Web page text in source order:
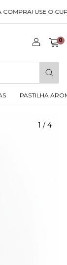
USE O
0
PASTILHA
1 / 4